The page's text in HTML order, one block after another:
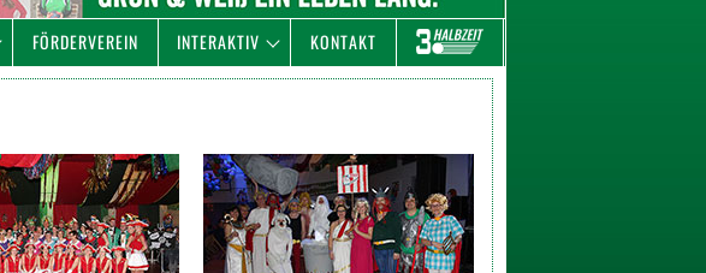
FÖRDERVEREIN INTERAKTIV KONTAKT